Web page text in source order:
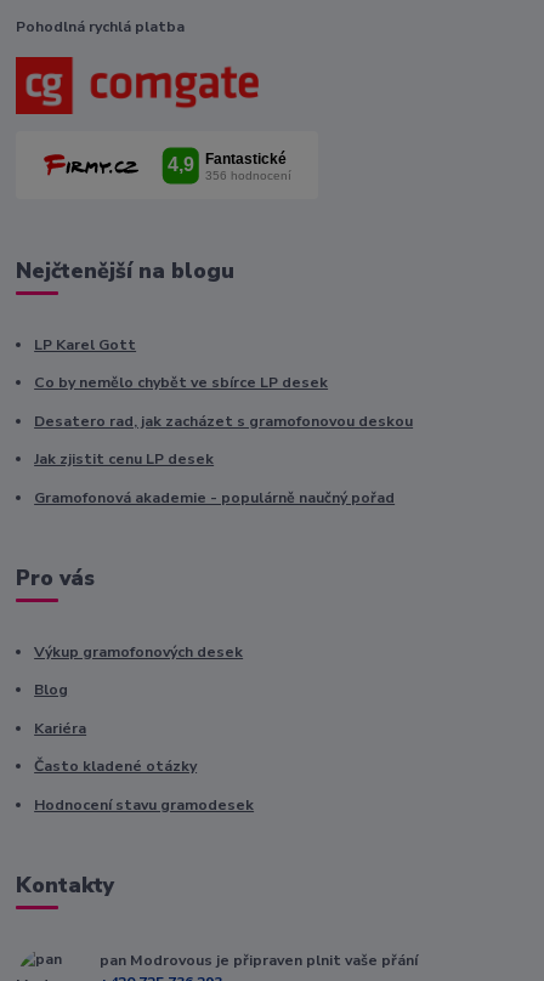
Pohodlná rychlá platba
Nejčtenější na blogu
LP Karel Gott
Co by nemělo chybět ve sbírce LP desek
Desatero rad, jak zacházet s gramofonovou deskou
Jak zjistit cenu LP desek
Gramofonová akademie - populárně naučný pořad
Pro vás
Výkup gramofonových desek
Blog
Kariéra
Často kladené otázky
Hodnocení stavu gramodesek
Kontakty
pan Modrovous je připraven plnit vaše přání